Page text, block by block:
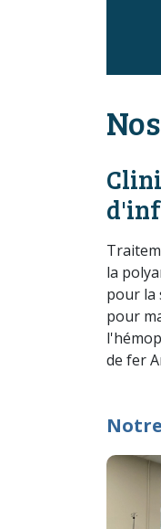
la
pour la
pour
de fer